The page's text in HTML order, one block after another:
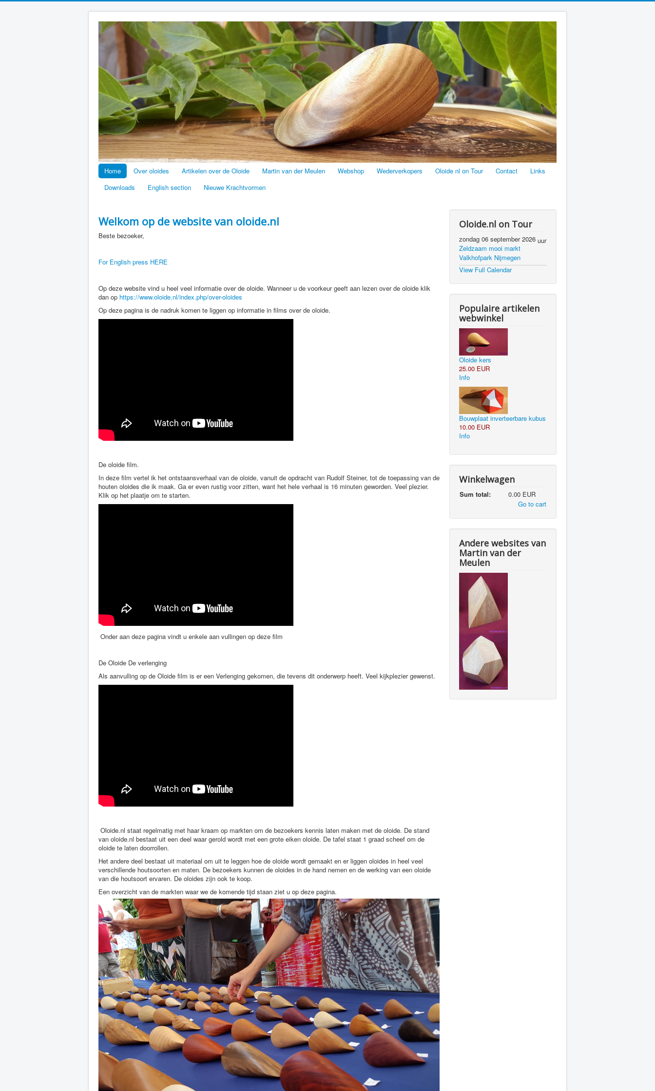
Home Over oloides Artikelen over de Oloide Martin van der Meulen Webshop Wederverkopers Oloide nl on Tour Contact
Links
Downloads
English section Nieuwe Krachtvormen
Welkom op de website van oloide.nl
Beste bezoeker,
For English press HERE
Op deze website vind u heel veel informatie over de oloide. Wanneer u de voorkeur geeft aan lezen over de oloide klik
dan op https://www.oloide.nl/index.php/over-oloides
Op deze pagina is de nadruk komen te liggen op informatie in films over de oloide.
De oloide film.
In deze film vertel ik het ontstaansverhaal van de oloide, vanuit de opdracht van Rudolf Steiner, tot de toepassing van de
houten oloides die ik maak. Ga er even rustig voor zitten, want het hele verhaal is 16 minuten geworden. Veel plezier.
Klik op het plaatje om te starten.
Onder aan deze pagina vindt u enkele aan vullingen op deze film
De Oloide De verlenging
Als aanvulling op de Oloide film is er een Verlenging gekomen, die tevens dit onderwerp heeft. Veel kijkplezier gewenst.
Oloide.nl staat regelmatig met haar kraam op markten om de bezoekers kennis laten maken met de oloide. De stand
van oloide.nl bestaat uit een deel waar gerold wordt met een grote eiken oloide. De tafel staat 1 graad scheef om de
oloide te laten doorrollen.
Het andere deel bestaat uit materiaal om uit te leggen hoe de oloide wordt gemaakt en er liggen oloides in heel veel
verschillende houtsoorten en maten. De bezoekers kunnen de oloides in de hand nemen en de werking van een oloide
van die houtsoort ervaren. De oloides zijn ook te koop.
Een overzicht van de markten waar we de komende tijd staan ziet u op deze pagina.
Oloide.nl on Tour
zondag 06 september 2026 uur
Zeldzaam mooi markt
Valkhofpark Nijmegen
View Full Calendar
Populaire artikelen
webwinkel
Oloide kers
25.00 EUR
Info
Bouwplaat inverteerbare kubus
10.00 EUR
Info
Winkelwagen
Sum total:
0.00 EUR
Go to cart
Andere websites van
Martin van der
Meulen